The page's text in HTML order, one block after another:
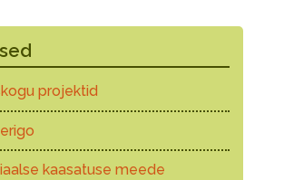
projektid
kaasatuse meede